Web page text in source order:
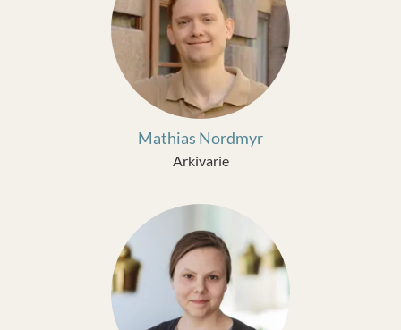
Mathias Nordmyr
Arkivarie